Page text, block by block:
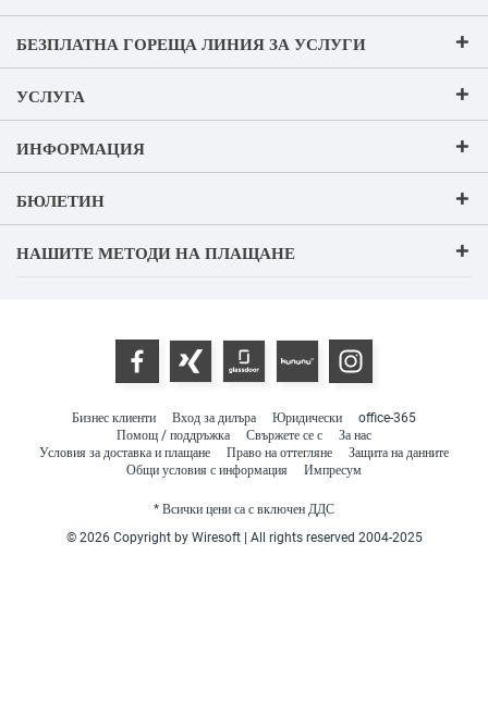
БЕЗПЛАТНА ГОРЕЩА ЛИНИЯ ЗА УСЛУГИ
УСЛУГА
ИНФОРМАЦИЯ
БЮЛЕТИН
НАШИТЕ МЕТОДИ НА ПЛАЩАНЕ
Бизнес клиенти Вход за дилъра Юридически
office-365
Помощ / поддръжка
Свържете се с
За нас
Условия за доставка и плащане
Право на оттегляне
Защита на данните
Общи условия с информация
Импресум
* Всички цени са с включен ДДС
© 2026 Copyright by Wiresoft | All rights reserved 2004-2025